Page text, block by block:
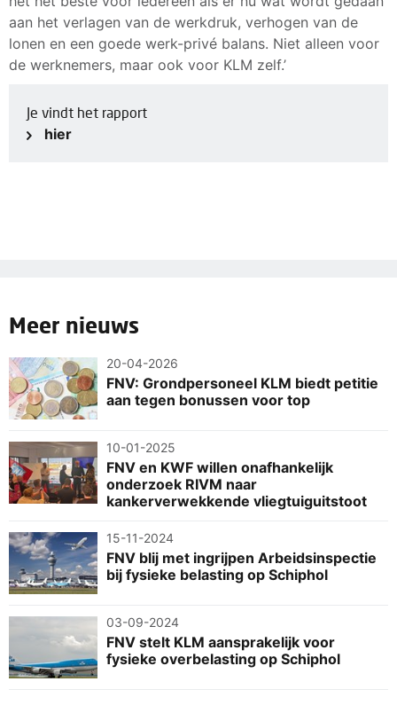
aan het verlagen van de werkdruk, verhogen van de
lonen en een goede werk-privé balans. Niet alleen voor
de werknemers, maar ook voor KLM zelf.’
Je vindt het rapport
hier
Meer nieuws
20-04-2026
FNV: Grondpersoneel KLM biedt petitie
aan tegen bonussen voor top
10-01-2025
FNV en KWF willen onafhankelijk
onderzoek RIVM naar
kankerverwekkende vliegtuiguitstoot
15-11-2024
FNV blij met ingrijpen Arbeidsinspectie
bij fysieke belasting op Schiphol
03-09-2024
FNV stelt KLM aansprakelijk voor
fysieke overbelasting op Schiphol